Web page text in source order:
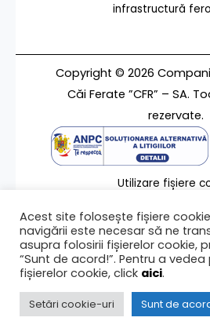
infrastructură
Copyright © 2026
Căi Ferate ”CFR” – SA.
rezervate.
Utilizare fișiere
Contact
Ultima modificare a
Acest site folosește fișiere
navigării este necesar să ne
asupra folosirii fișierelor cookie,
“Sunt de acord!”. Pentru a
fișierelor cookie, click aici.
Setări cookie-uri Sunt de